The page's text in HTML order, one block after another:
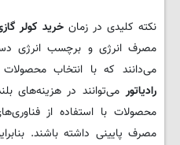
نکته کلیدی در زمان خرید کولر
مصرف انرژی و برچسب انرژی
می‌دانند که با انتخاب محصولات
رادیاتورمی‌توانند در هزینه‌های
محصولات با استفاده از
مصرف پایینی داشته باشند.